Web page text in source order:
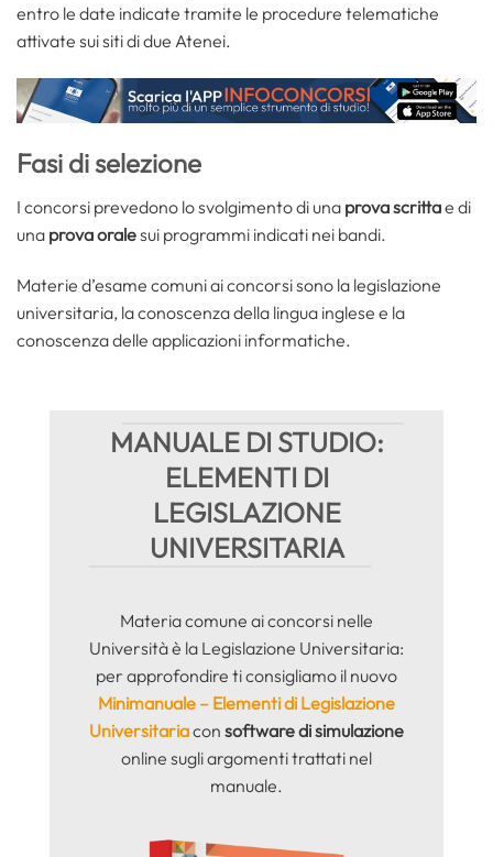
entro le date indicate tramite le procedure telematiche
attivate sui siti di due Atenei.
Fasi di selezione
I concorsi prevedono lo svolgimento di una prova scrittae di
una prova oralesui programmi indicati nei bandi.
Materie d’esame comuni ai concorsi sono la legislazione
universitaria, la conoscenza della lingua inglese e la
conoscenza delle applicazioni informatiche.
MANUALE DI STUDIO:
ELEMENTI DI
LEGISLAZIONE
UNIVERSITARIA
Materia comune ai concorsi nelle
Università è la Legislazione Universitaria:
per approfondire ti consigliamo il nuovo
Minimanuale – Elementi di Legislazione
Universitariacon software di simulazione
online sugli argomenti trattati nel
manuale.